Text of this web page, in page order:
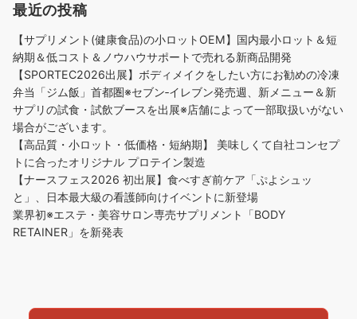
最近の投稿
【サプリメント(健康食品)の小ロットOEM】国内最小ロット＆短
納期＆低コスト＆ノウハウサポートで売れる新商品開発
【SPORTEC2026出展】ボディメイクをしたい方にお勧めの冷凍
弁当「ジム飯」首都圏※セブン‐イレブン発売週、新メニュー＆新
サプリの試食・試飲ブースを出展※店舗によって一部取扱いがない
場合がございます。
【高品質・小ロット・低価格・短納期】 美味しくて自社コンセプ
トに合ったオリジナル プロテイン製造
【ナースフェス2026 初出展】食べすぎ前ケア「ぷよシュッ
と」、日本最大級の看護師向けイベントに新登場
業界初※エステ・美容サロン専売サプリメント「BODY
RETAINER」を新発表